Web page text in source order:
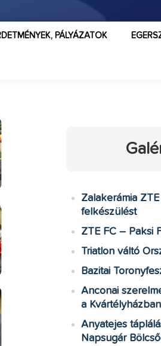
PÁLYÁZATOK
Zalakerámia
felkészülést
ZTE FC – Paksi
Triatlon váltó
Bazitai
Anconai
a Kvártélyházban
Anyatejes
Napsugár